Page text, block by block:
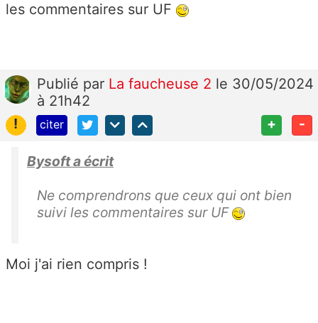
les commentaires sur UF
Publié par La faucheuse 2 le 30/05/2024
à 21h42
!
citer + -
Bysoft a écrit
Ne comprendrons que ceux qui ont bien
suivi les commentaires sur UF
Moi j'ai rien compris !